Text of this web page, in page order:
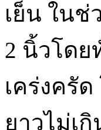
เย็น ในช่
2 นิ้วโด
เคร่งครั
ยาวไม่เ